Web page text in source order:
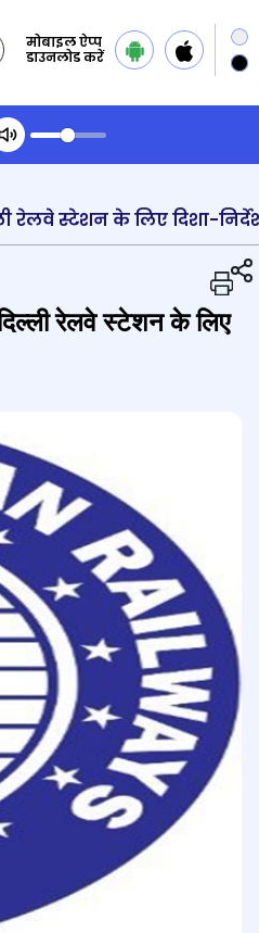
मोबाइल ऐप्प
डाउनलोड करें
रेलवे स्टेशन के लिए